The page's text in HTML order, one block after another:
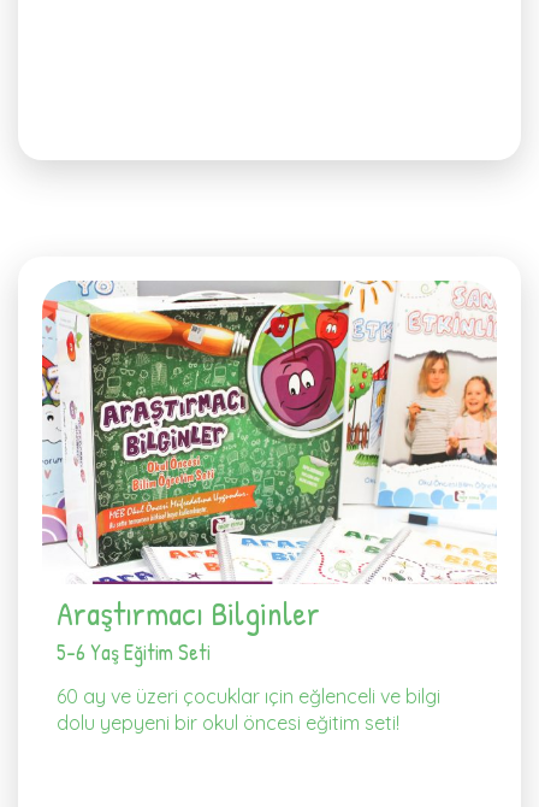
Araştırmacı Bilginler
5-6 Yaş Eğitim Seti
60 ay ve üzeri çocuklar ıçin eğlenceli ve bilgi
dolu yepyeni bir okul öncesi eğitim seti!